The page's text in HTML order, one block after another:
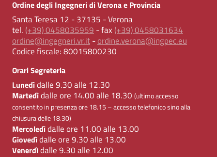
Ordine degli Ingegneri di Verona e Provincia
Santa Teresa 12 - 37135 - Verona
tel. (+39) 0458035959 - fax (+39) 0458031634
ordine@ingegneri.vr.it-ordine.verona@ingpec.eu
Codice fiscale:80015800230
Orari Segreteria
Lunedìdalle 9.30 alle 12.30
Martedìdalle ore 14.00 alle 18.30 (ultimo accesso
consentito in presenza ore 18.15 – accesso telefonico sino alla
chiusura delle 18.30)
Mercoledìdalle ore 11.00 alle 13.00
Giovedìdalle ore 9.30 alle 13.00
Venerdìdalle 9.30 alle 12.00